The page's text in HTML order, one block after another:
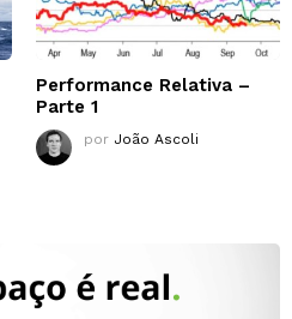
Performance Relativa –
Parte 1
por João Ascoli